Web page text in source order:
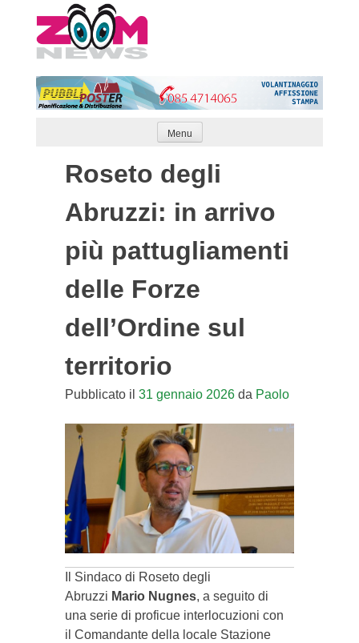
to
content
Menu
Roseto degli
Abruzzi: in arrivo
più pattugliamenti
delle Forze
dell’Ordine sul
territorio
Pubblicato il 31 gennaio 2026da Paolo
Il Sindaco di Roseto degli
Abruzzi Mario Nugnes, a seguito di
una serie di proficue interlocuzioni con
il Comandante della locale Stazione